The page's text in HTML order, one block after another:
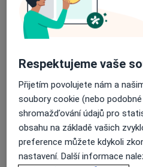
Detaily
Diagnostické vyšetření
Injekce
Detaily
Konzultace online
Detaily
Respektujeme vaše
Přijetím povolujete nám a
soubory cookie (nebo
shromažďování údajů pro
obsahu na základě vašich
preference můžete kdykoli
nastavení. Další informace